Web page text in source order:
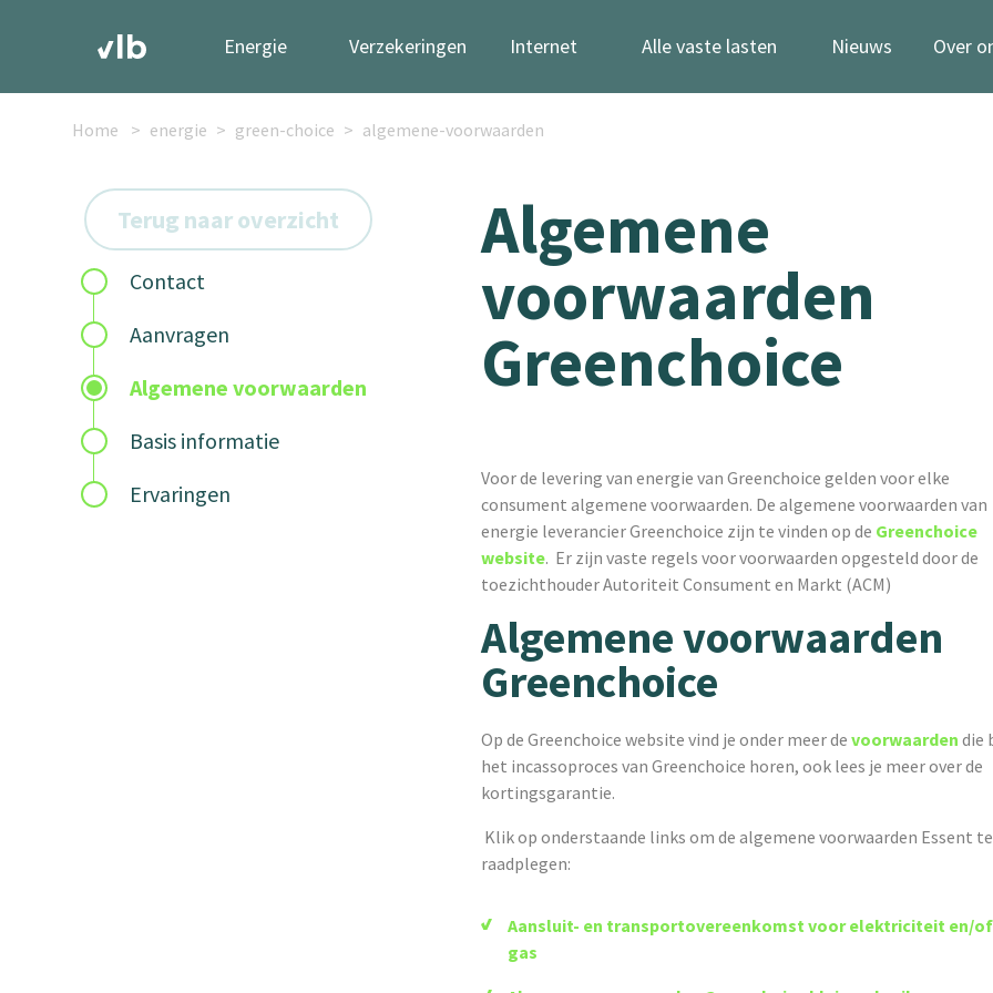
Energie Verzekeringen Internet Alle vaste lasten Nieuws Over
Home energie green-choice algemene-voorwaarden
Terug naar overzicht
Contact
Aanvragen
Algemene voorwaarden
Basis informatie
Ervaringen
Algemene
voorwaarden
Greenchoice
Voor de levering van energie van Greenchoice gelden voor elke
consument algemene voorwaarden. De algemene voorwaarden van
energie leverancier Greenchoice zijn te vinden op de Greenchoice
website. Er zijn vaste regels voor voorwaarden opgesteld door de
toezichthouder Autoriteit Consument en Markt (ACM)
Algemene voorwaarden
Greenchoice
Op de Greenchoice website vind je onder meer devoorwaarden die
het incassoproces van Greenchoice horen, ook lees je meer over de
kortingsgarantie.
Klik op onderstaande links om de algemene voorwaarden Essent te
raadplegen:
Aansluit- en transportovereenkomst voor elektriciteit en/of
gas